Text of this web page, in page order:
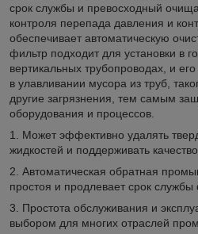
срок службы и превосходный
контроля перепада давления и
обеспечивает автоматическую
фильтр подходит для установки в
вертикальных трубопроводах, и
в улавливании мусора из труб,
другие загрязнения, тем самым
оборудования и процессов.
1. Может эффективно удалять
жидкостей и поддерживать
2. Автоматическая обратная
простоя и продлевает срок службы
3. Простота обслуживания и
выбором для многих отраслей